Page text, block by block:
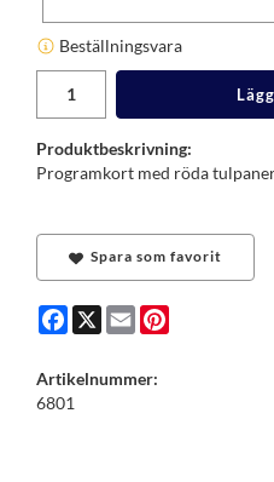
Beställningsvara
Produktbeskrivning:
Programkort med röda
Spara som favorit
Facebook
X Email
Artikelnummer:
6801